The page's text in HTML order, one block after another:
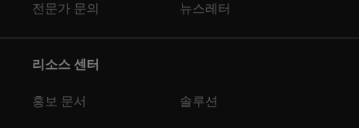
전문가 문의 뉴스레터
리소스 센터
홍보 문서 솔루션